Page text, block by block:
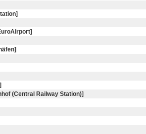
(Central Railway Station)]